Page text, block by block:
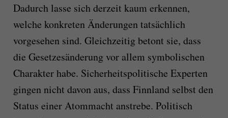
Dadurch lasse sich derzeit kaum erkennen,
welche konkreten Änderungen tatsächlich
vorgesehen sind. Gleichzeitig betont sie, dass
die Gesetzesänderung vor allem symbolischen
Charakter habe. Sicherheitspolitische Experten
gingen nicht davon aus, dass Finnland selbst den
Status einer Atommacht anstrebe. Politisch